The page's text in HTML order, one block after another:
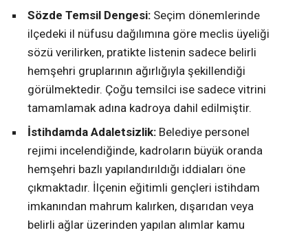
Sözde Temsil Dengesi: Seçim dönemlerinde
ilçedeki il nüfusu dağılımına göre meclis üyeliği
sözü verilirken, pratikte listenin sadece belirli
hemşehri gruplarının ağırlığıyla şekillendiği
görülmektedir. Çoğu temsilci ise sadece vitrini
tamamlamak adına kadroya dahil edilmiştir.
İstihdamda Adaletsizlik: Belediye personel
rejimi incelendiğinde, kadroların büyük oranda
hemşehri bazlı yapılandırıldığı iddiaları öne
çıkmaktadır. İlçenin eğitimli gençleri istihdam
imkanından mahrum kalırken, dışarıdan veya
belirli ağlar üzerinden yapılan alımlar kamu